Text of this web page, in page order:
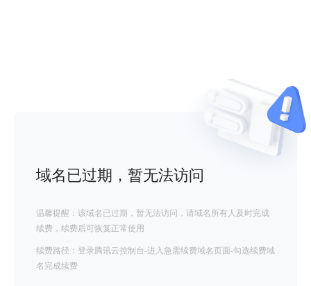
域名已过期，暂无法访问
温馨提醒：该域名已过期，暂无法访问，请域名所有人及时完成
续费，续费后可恢复正常使用
续费路径：登录腾讯云控制台-进入急需续费域名页面-勾选续费域
名完成续费